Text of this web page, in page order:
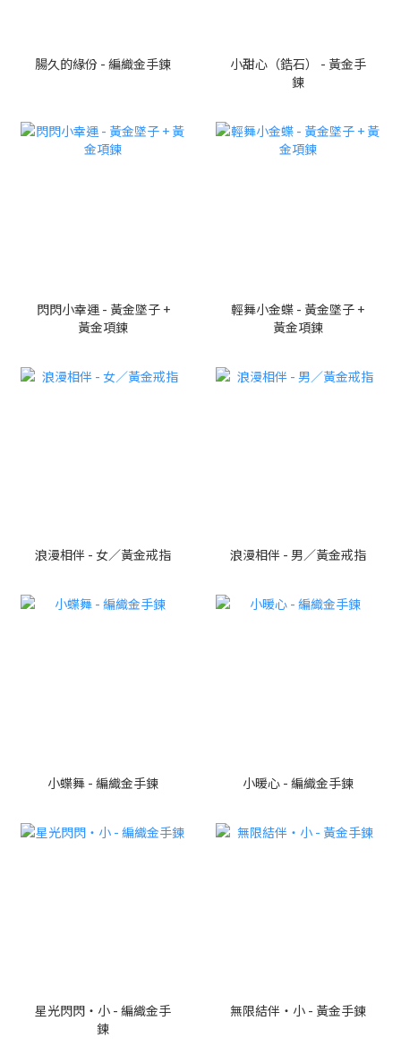
腸久的緣份 - 編織金手鍊
小甜心（鋯石） - 黃金手
鍊
閃閃小幸運 - 黃金墜子 +
黃金項鍊
輕舞小金蝶 - 黃金墜子 +
黃金項鍊
浪漫相伴 - 女／黃金戒指 浪漫相伴 - 男／黃金戒指
小蝶舞 - 編織金手鍊 小暖心 - 編織金手鍊
星光閃閃・小 - 編織金手
鍊
無限結伴・小 - 黃金手鍊